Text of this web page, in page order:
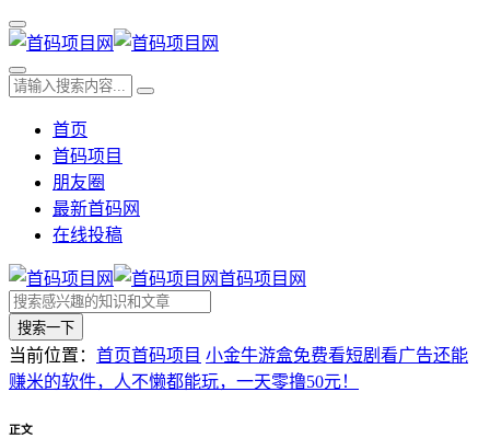
首页
首码项目
朋友圈
最新首码网
在线投稿
首码项目网
搜索一下
当前位置： 首页首码项目 小金牛游盒免费看短剧看广告还能
赚米的软件，人不懒都能玩，一天零撸50元！
正文